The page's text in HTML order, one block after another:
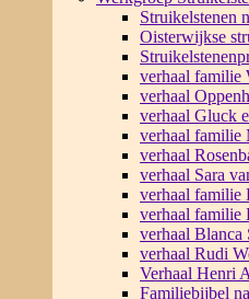
Struikelstenen
Oisterwijkse
verhaal familie
verhaal
verhaal Gluck
verhaal familie
verhaal
verhaal Sara
verhaal familie
verhaal familie
verhaal Blanca
verhaal Rudi
Verhaal Henri
Familiebijbel